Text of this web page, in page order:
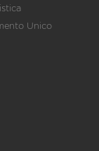
Unico